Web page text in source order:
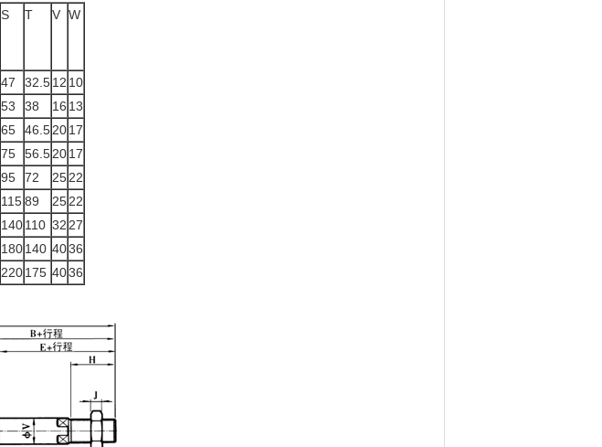
S T V W
47 32.512 10
53 38 16 13
65 46.52017
75 56.52017
95 72 2522
11589 2522
140110 32 27
180140 4036
220175 4036